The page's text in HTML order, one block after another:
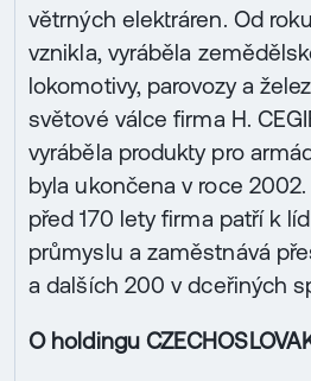
větrných elektráren. Od
vznikla, vyráběla
lokomotivy, parovozy a
světové válce firma H.
vyráběla produkty pro
byla ukončena v roce
před 170 lety firma patří k
průmyslu a zaměstnává
a dalších 200 v dceřiných
O holdingu